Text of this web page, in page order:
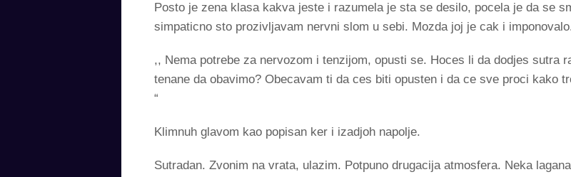
Posto je zena klasa kakva jeste i razumela je sta se desilo, pocela je da se
simpaticno sto prozivljavam nervni slom u sebi. Mozda joj je cak i
,, Nema potrebe za nervozom i tenzijom, opusti se. Hoces li da dodjes sutra
tenane da obavimo? Obecavam ti da ces biti opusten i da ce sve proci kako
“
Klimnuh glavom kao popisan ker i izadjoh napolje.
Sutradan. Zvonim na vrata, ulazim. Potpuno drugacija atmosfera. Neka